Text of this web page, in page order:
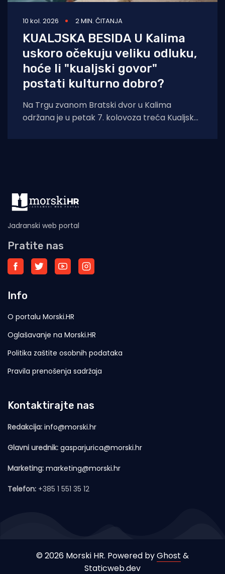
10 kol. 2026 2 MIN. ČITANJA
KUALJSKA BESIDA U Kalima
uskoro očekuju veliku odluku,
hoće li "kualjski govor"
postati kulturno dobro?
Na Trgu zvanom Bratski dvor u Kalima
održana je u petak 7. kolovoza treća Kualjska
Jadranski web portal
Pratite nas
Info
O portalu Morski.HR
Oglašavanje na Morski.HR
Politika zaštite osobnih podataka
Pravila prenošenja sadržaja
Kontaktirajte nas
Redakcija: info@morski.hr
Glavni urednik: gasparjurica@morski.hr
Marketing: marketing@morski.hr
Telefon: +385 1 551 35 12
© 2026 Morski HR. Powered byGhost &
Staticweb.dev